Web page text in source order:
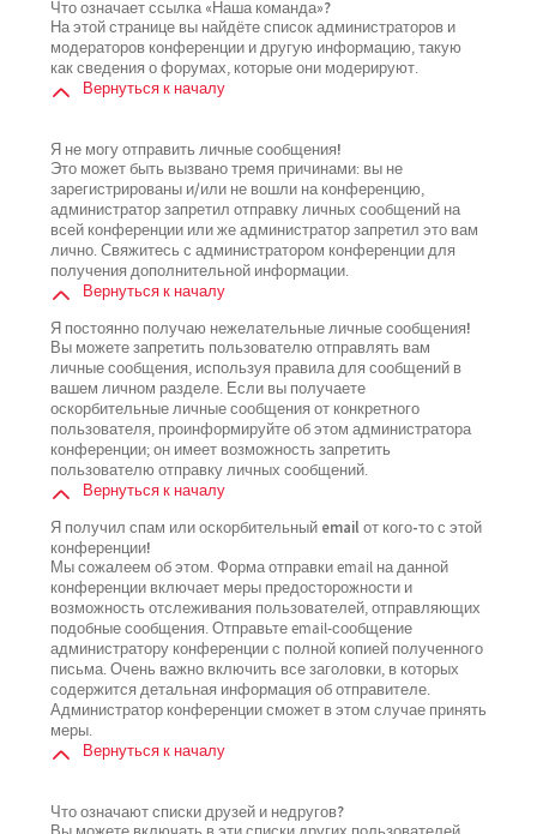
Что означает ссылка «Наша команда»?
На этой странице вы найдёте список администраторов и
модераторов конференции и другую информацию, такую
как сведения о форумах, которые они модерируют.
Вернуться к началу
Я не могу отправить личные сообщения!
Это может быть вызвано тремя причинами: вы не
зарегистрированы и/или не вошли на конференцию,
администратор запретил отправку личных сообщений на
всей конференции или же администратор запретил это вам
лично. Свяжитесь с администратором конференции для
получения дополнительной информации.
Вернуться к началу
Я постоянно получаю нежелательные личные сообщения!
Вы можете запретить пользователю отправлять вам
личные сообщения, используя правила для сообщений в
вашем личном разделе. Если вы получаете
оскорбительные личные сообщения от конкретного
пользователя, проинформируйте об этом администратора
конференции; он имеет возможность запретить
пользователю отправку личных сообщений.
Вернуться к началу
Я получил спам или оскорбительный email от кого-то с этой
конференции!
Мы сожалеем об этом. Форма отправки email на данной
конференции включает меры предосторожности и
возможность отслеживания пользователей, отправляющих
подобные сообщения. Отправьте email-сообщение
администратору конференции с полной копией полученного
письма. Очень важно включить все заголовки, в которых
содержится детальная информация об отправителе.
Администратор конференции сможет в этом случае принять
меры.
Вернуться к началу
Что означают списки друзей и недругов?